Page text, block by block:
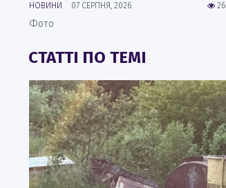
26
НОВИНИ 07 СЕРПНЯ, 2026
Фото
СТАТТІ ПО ТЕМІ